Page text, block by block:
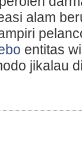
alam
entitas
jikalau